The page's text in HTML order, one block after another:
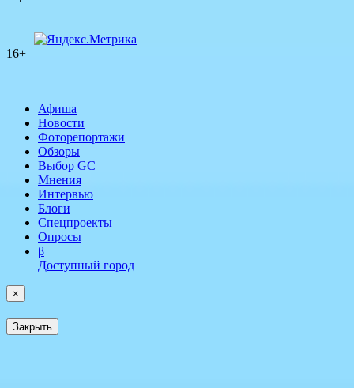
16+
Афиша
Новости
Фоторепортажи
Обзоры
Выбор GC
Мнения
Интервью
Блоги
Спецпроекты
Опросы
β
Доступный город
×
Закрыть